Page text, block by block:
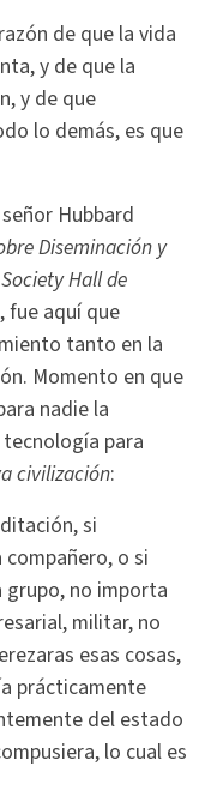
de que la vida
y de que la
y de que
lo demás, es que
Hubbard
Diseminación y
Hall de
fue aquí que
tanto en la
Momento en que
nadie la
para
civilización:
si
o si
grupo, no importa
militar, no
esas cosas,
prácticamente
del estado
lo cual es